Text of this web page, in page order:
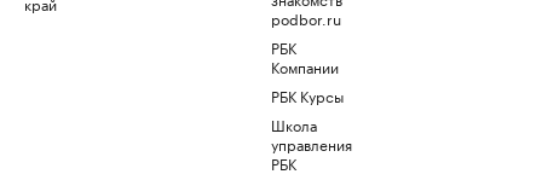
podbor.ru
РБК
Компании
РБК Курсы
Школа
управления
РБК